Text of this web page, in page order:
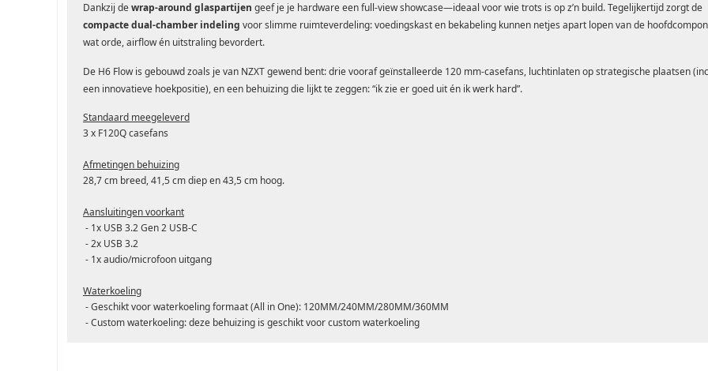
Dankzij dewrap-around glaspartijen geef je je hardware een full-view showcase—ideaal voor wie trots is op z’n build. Tegelijkertijd zorgt de
compacte dual-chamber indeling voor slimme ruimteverdeling: voedingskast en bekabeling kunnen netjes apart lopen van de
wat orde, airflow én uitstraling bevordert.
De H6 Flow is gebouwd zoals je van NZXT gewend bent: drie vooraf geïnstalleerde 120 mm-casefans, luchtinlaten op strategische plaatsen
een innovatieve hoekpositie), en een behuizing die lijkt te zeggen: “ik zie er goed uit én ik werk hard”.
Standaard meegeleverd
3 x F120Q casefans
Afmetingen behuizing
28,7 cm breed, 41,5 cm diep en 43,5 cm hoog.
Aansluitingen voorkant
- 1x USB 3.2 Gen 2 USB-C
- 2x USB 3.2
- 1x audio/microfoon uitgang
Waterkoeling
- Geschikt voor waterkoeling formaat (All in One): 120MM/240MM/280MM/360MM
- Custom waterkoeling: deze behuizing is geschikt voor custom waterkoeling